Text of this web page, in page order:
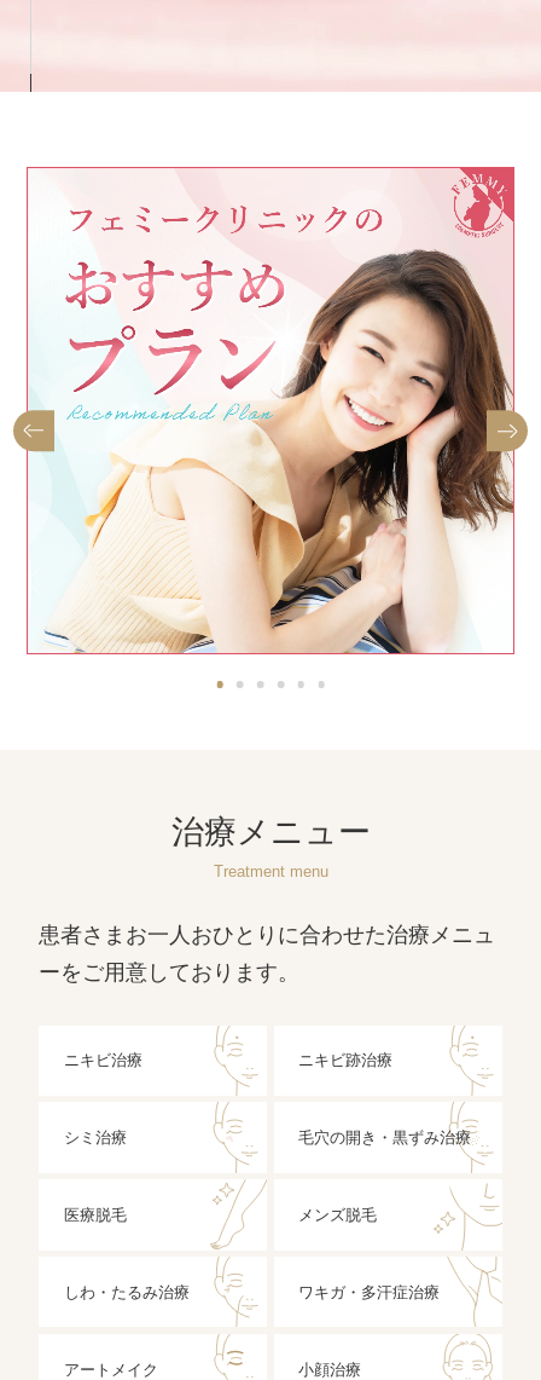
治療メニュー
Treatment menu
患者さまお一人おひとりに合わせた治療メニュ
ーをご用意しております。
ニキビ治療 ニキビ跡治療
シミ治療 毛穴の開き・黒ずみ治療
医療脱毛 メンズ脱毛
しわ・たるみ治療 ワキガ・多汗症治療
アートメイク 小顔治療